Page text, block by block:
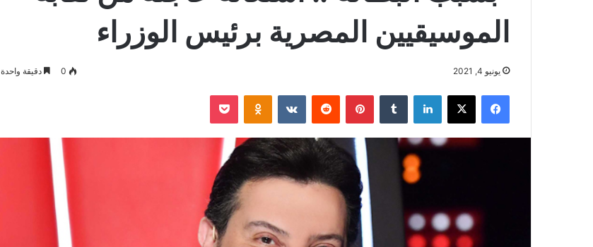
الموسيقيين المصرية برئيس الوزراء
يونيو 4, 2021 0 دقيقة واحدة
فيسبوك ‫X لينكدإن بينتيريست Odnoklassniki
‫Pocket